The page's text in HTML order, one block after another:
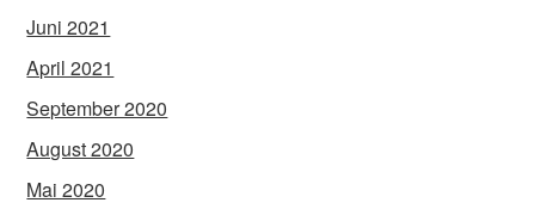
Juni 2021
April 2021
September 2020
August 2020
Mai 2020